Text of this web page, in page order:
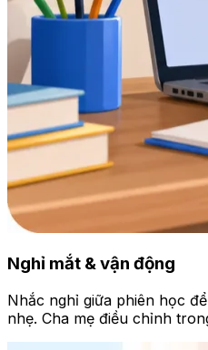
Nghỉ mắt & vận động
Nhắc nghỉ giữa phiên học
nhẹ. Cha mẹ điều chỉnh